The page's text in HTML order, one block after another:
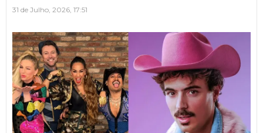
31 de Julho, 2026, 17:51